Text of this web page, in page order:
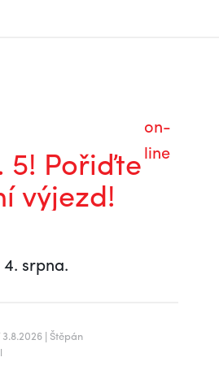
5! Pořiďte
výjezd!
on-
line
srpna.
| Štěpán